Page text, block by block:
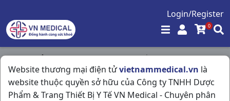
Login/Register
0
Website thương mại điện tửvietnammedical.vn là
website thuộc quyền sở hữu của Công ty TNHH Dược
Phẩm & Trang Thiết Bị Y Tế VN Medical - Chuyên phân
Trang chủ / Kháng Sinh - Kháng Nấm - Kháng Virus /
Augxicine 250/31.25mg H10g800mg Vidipha